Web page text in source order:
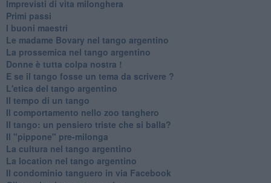
Imprevisti di vita milonghera
Primi passi
I buoni maestri
Le madame Bovary nel tango argentino
La prossemica nel tango argentino
Donne è tutta colpa nostra !
E se il tango fosse un tema da scrivere ?
L'etica del tango argentino
Il tempo di un tango
Il comportamento nello zoo tanghero
Il tango: un pensiero triste che si balla?
Il "pippone" pre-milonga
La cultura nel tango argentino
La location nel tango argentino
Il condominio tanguero in via Facebook